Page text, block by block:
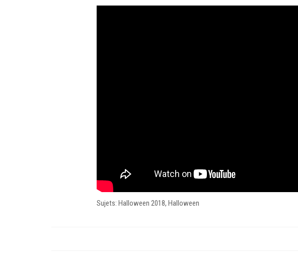
Sujets: Halloween 2018, Halloween